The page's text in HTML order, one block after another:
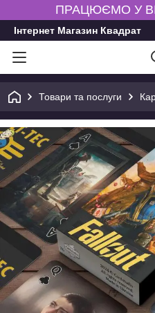
ПРАЦЮЄМО У
Інтернет Магазин Квадрат
Товари та послуги